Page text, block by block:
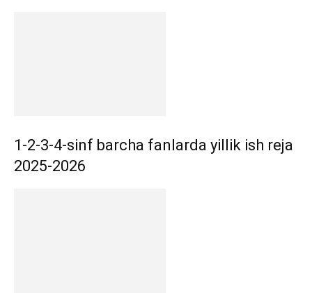
1-2-3-4-sinf barcha fanlarda yillik ish reja
2025-2026